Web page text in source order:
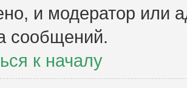
и модератор или
сообщений.
к началу